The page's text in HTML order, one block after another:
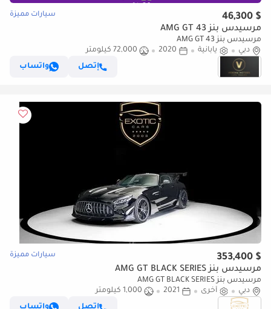
$ 46,300 سيارات مميزة
مرسيدس بنز AMG GT 43
مرسيدس بنز AMG GT 43
دبي
يابانية 2020
72,000 كيلومتر
إتصل
واتساب
$ 353,400 سيارات مميزة
مرسيدس بنز AMG GT BLACK SERIES
مرسيدس بنز AMG GT BLACK SERIES
دبي
أخرى 2021
1,000 كيلومتر
إتصل
واتساب